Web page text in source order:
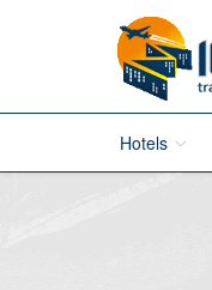
Hotels